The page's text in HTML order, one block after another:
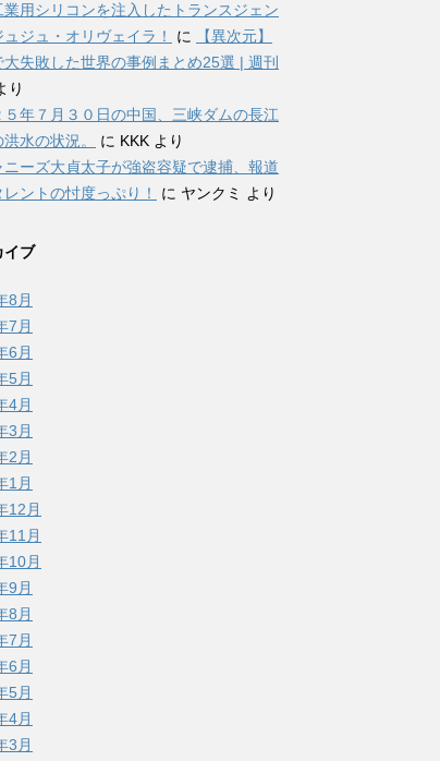
業用シリコンを注入したトランスジェン
ュジュ・オリヴェイラ！
に
【異次元】
大失敗した世界の事例まとめ25選 | 週刊
り
５年７月３０日の中国、三峡ダムの長江
水の状況。
に KKK より
ニーズ大貞太子が強盗容疑で逮捕、報道
レントの忖度っぷり！
に ヤンクミ より
イブ
8月
7月
6月
5月
4月
3月
2月
1月
12月
11月
10月
9月
8月
7月
6月
5月
4月
3月